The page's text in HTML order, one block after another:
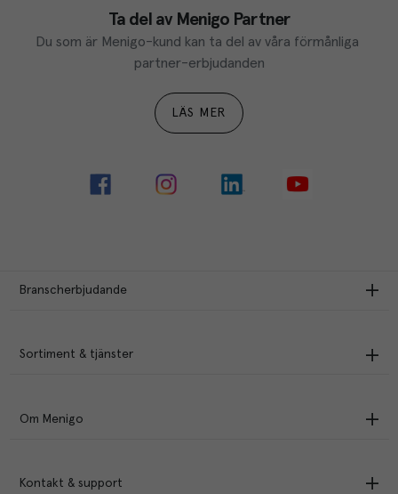
Ta del av Menigo Partner
Du som är Menigo-kund kan ta del av våra förmånliga
partner-erbjudanden
LÄS MER
Branscherbjudande
Sortiment & tjänster
Om Menigo
Kontakt & support